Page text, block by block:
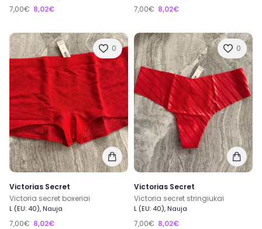
7,00€ 8,02€ 7,00€ 8,02€
0
Victorias Secret
Victoria secret boxeriai
L (EU: 40), Nauja
7,00€ 8,02€
0
Victorias Secret
Victoria secret stringiukai
L (EU: 40), Nauja
7,00€ 8,02€